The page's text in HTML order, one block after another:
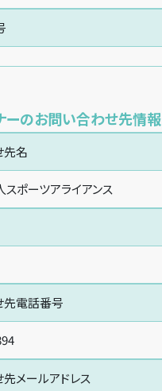
ーのお問い合わせ先情報
先名
ポーツアライアンス
先電話番号
メールアドレス